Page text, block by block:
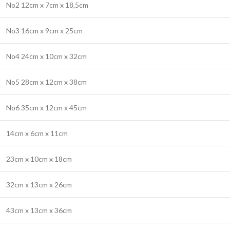
No2 12cm x 7cm x 18,5cm
No3 16cm x 9cm x 25cm
No4 24cm x 10cm x 32cm
No5 28cm x 12cm x 38cm
No6 35cm x 12cm x 45cm
14cm x 6cm x 11cm
23cm x 10cm x 18cm
32cm x 13cm x 26cm
43cm x 13cm x 36cm